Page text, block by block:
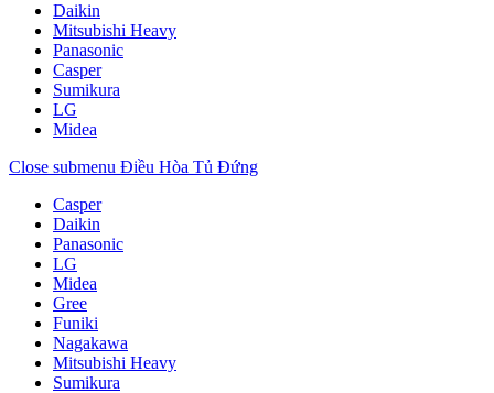
Daikin
Mitsubishi Heavy
Panasonic
Casper
Sumikura
LG
Midea
Close submenu Điều Hòa Tủ Đứng
Casper
Daikin
Panasonic
LG
Midea
Gree
Funiki
Nagakawa
Mitsubishi Heavy
Sumikura